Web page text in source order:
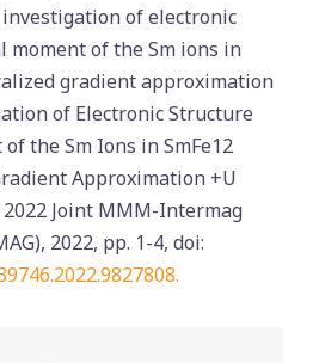
of electronic
of the Sm ions in
gradient approximation
of Electronic Structure
the Sm Ions in SmFe12
Approximation +U
Joint MMM-Intermag
2022, pp. 1-4, doi: